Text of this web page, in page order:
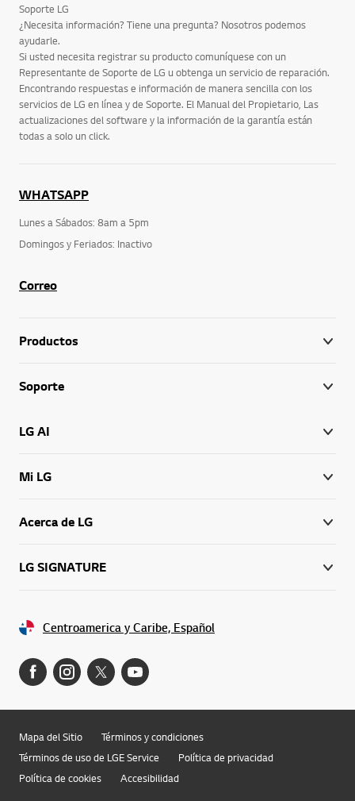
Soporte LG
¿Necesita información? Tiene una pregunta? Nosotros podemos
ayudarle.
Si usted necesita registrar su producto comuníquese con un
Representante de Soporte de LG u obtenga un servicio de reparación.
Encontrando respuestas e información de manera sencilla con los
servicios de LG en línea y de Soporte. El Manual del Propietario, Las
actualizaciones del software y la información de la garantía están
todas a solo un click.
WHATSAPP
Lunes a Sábados: 8am a 5pm
Domingos y Feriados: Inactivo
Correo
Productos
Soporte
LG AI
Mi LG
Acerca de LG
LG SIGNATURE
Centroamerica y Caribe, Español
Mapa del Sitio
Términos y condiciones
Términos de uso de LGE Service
Política de privacidad
Política de cookies
Accesibilidad